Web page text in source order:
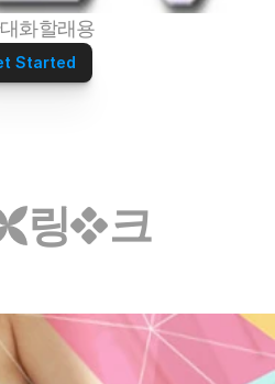
화할래용
Started
링 크